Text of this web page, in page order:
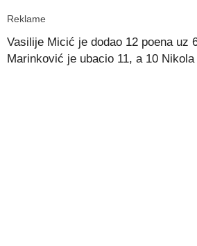
Reklame
Vasilije Micić je dodao 12 poena uz
Marinković je ubacio 11, a 10